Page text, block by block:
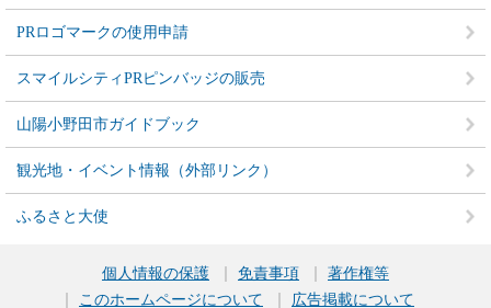
PRロゴマークの使用申請
スマイルシティPRピンバッジの販売
山陽小野田市ガイドブック
観光地・イベント情報（外部リンク）
ふるさと大使
個人情報の保護 免責事項
著作権等
このホームページについて
広告掲載について